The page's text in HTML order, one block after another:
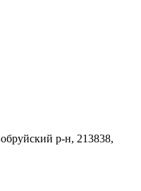
р-н, 213838,